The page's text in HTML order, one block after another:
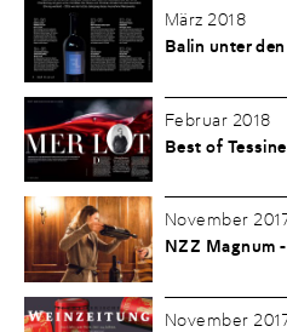
März 2018
Balin unter
Februar 2018
Best of
November
NZZ Magnum
November